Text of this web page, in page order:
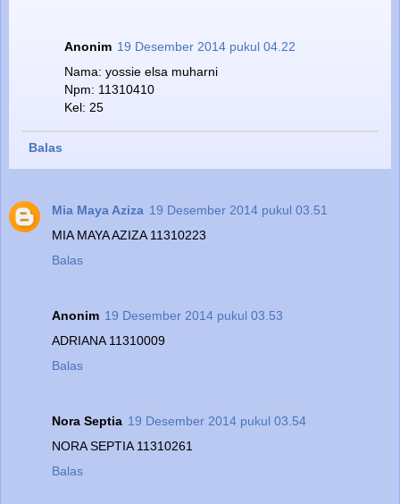
Anonim 19 Desember 2014 pukul 04.22
Nama: yossie elsa muharni
Npm: 11310410
Kel: 25
Balas
Mia Maya Aziza 19 Desember 2014 pukul 03.51
MIA MAYA AZIZA 11310223
Balas
Anonim 19 Desember 2014 pukul 03.53
ADRIANA 11310009
Balas
Nora Septia 19 Desember 2014 pukul 03.54
NORA SEPTIA 11310261
Balas